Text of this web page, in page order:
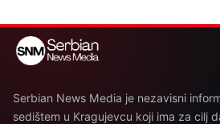
Serbian News Media je nezavisni
sedištem u Kragujevcu koji ima za cilj